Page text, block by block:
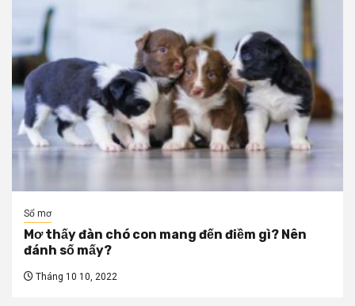
Sổ mơ
Mơ thấy đàn chó con mang đến điềm gì? Nên
đánh số mấy?
Tháng 10 10, 2022